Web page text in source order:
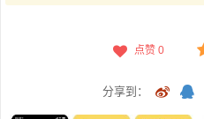
点赞 0
分享到：